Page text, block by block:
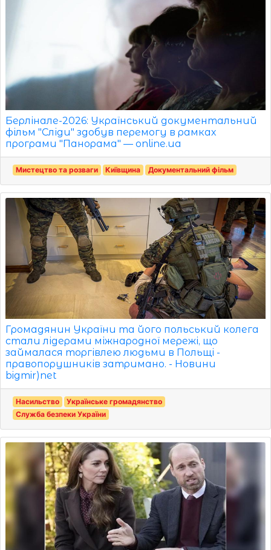
Берлінале-2026: Український документальний
фільм "Сліди" здобув перемогу в рамках
програми "Панорама" — online.ua
Мистецтво та розваги Київщина Документальний фільм
Громадянин України та його польський колега
стали лідерами міжнародної мережі, що
займалася торгівлею людьми в Польщі -
правопорушників затримано. - Новини
bigmir)net
Насильство
Українське громадянство
Служба безпеки України